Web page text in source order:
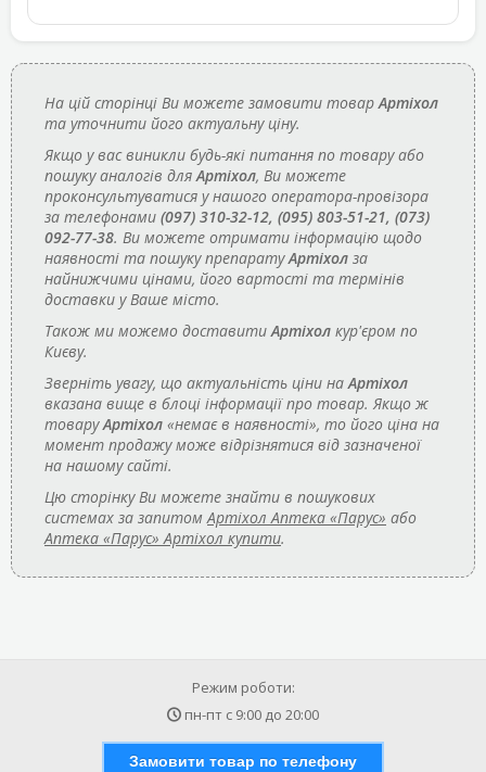
На цій сторінці Ви можете замовити товарАртіхол
та уточнити його актуальну ціну.
Якщо у вас виникли будь-які питання по товару або
пошуку аналогів дляАртіхол, Ви можете
проконсультуватися у нашого оператора-провізора
за телефонами (097) 310-32-12, (095) 803-51-21, (073)
092-77-38. Ви можете отримати інформацію щодо
наявності та пошуку препаратуАртіхол за
найнижчими цінами, його вартості та термінів
доставки у Ваше місто.
Також ми можемо доставитиАртіхол кур'єром по
Києву.
Зверніть увагу, що актуальність ціни наАртіхол
вказана вище в блоці інформації про товар. Якщо ж
товаруАртіхол «немає в наявності», то його ціна на
момент продажу може відрізнятися від зазначеної
на нашому сайті.
Цю сторінку Ви можете знайти в пошукових
системах за запитомАртіхол Аптека «Парус» або
Аптека «Парус» Артіхол купити.
Режим роботи:
пн-пт с 9:00 до 20:00
Замовити товар по телефону